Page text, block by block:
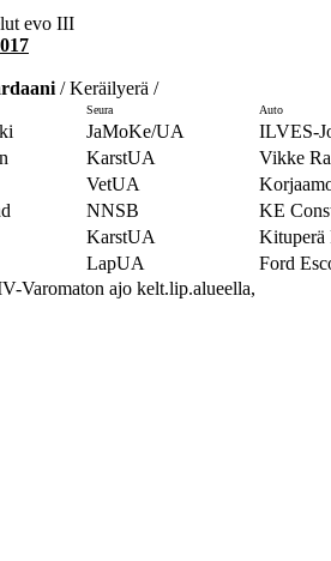
evo III
/ Keräilyerä /
Seura
Auto
JaMoKe/UA ILVES-
KarstUA Vikke
VetUA
NNSB KE
KarstUA Kituperä
LapUA
Ford
Varomaton ajo kelt.lip.alueella,